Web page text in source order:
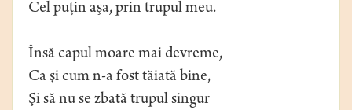
Cel puţin aşa, prin trupul meu.
Însă capul moare mai devreme,
Ca şi cum n-a fost tăiată bine,
Şi să nu se zbată trupul singur